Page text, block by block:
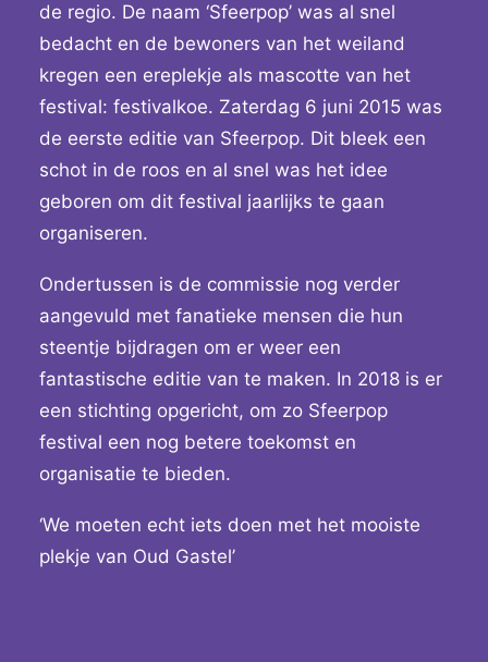
de regio. De naam ‘Sfeerpop’ was al snel
bedacht en de bewoners van het weiland
kregen een ereplekje als mascotte van het
festival: festivalkoe. Zaterdag 6 juni 2015 was
de eerste editie van Sfeerpop. Dit bleek een
schot in de roos en al snel was het idee
geboren om dit festival jaarlijks te gaan
organiseren.
Ondertussen is de commissie nog verder
aangevuld met fanatieke mensen die hun
steentje bijdragen om er weer een
fantastische editie van te maken. In 2018 is er
een stichting opgericht, om zo Sfeerpop
festival een nog betere toekomst en
organisatie te bieden.
‘We moeten echt iets doen met het mooiste
plekje van Oud Gastel’